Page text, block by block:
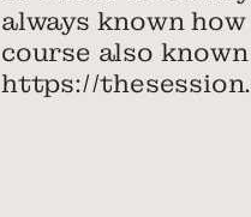
always known
course also
https://